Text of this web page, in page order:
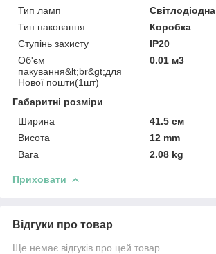
Тип ламп
Світлодіодна
Тип паковання
Коробка
Ступінь захисту
IP20
Об'єм
пакування&lt;br&gt;для
Нової пошти(1шт)
0.01 м3
Габаритні розміри
Ширина
41.5 см
Висота
12 mm
Вага
2.08 kg
Приховати
Відгуки про товар
Ще немає відгуків про цей товар